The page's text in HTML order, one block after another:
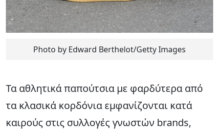
Photo by Edward Berthelot/Getty Images
Τα αθλητικά παπούτσια με φαρδύτερα από
τα κλασικά κορδόνια εμφανίζονται κατά
καιρούς στις συλλογές γνωστών brands,